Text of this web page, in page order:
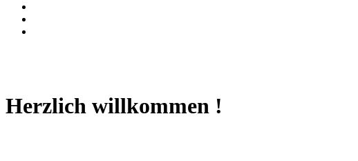
Herzlich willkommen !